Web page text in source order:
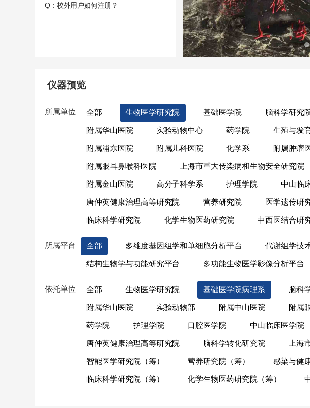
Q：校外用户如何注册？
仪器预览
所属单位 全部 生物医学研究院 基础医学院 脑科学研究
附属华山医院 实验动物中心 药学院 生殖与发
附属浦东医院 附属儿科医院 化学系 附属肿瘤
附属眼耳鼻喉科医院 上海市重大传染病和生物安全研究院
附属金山医院 高分子科学系 护理学院 中山临
唐仲英健康治理高等研究院 营养研究院 医学遗传研
临床科学研究院 化学生物医药研究院 中西医结合研
所属平台 全部 多维度基因组学和单细胞分析平台 代谢组学技
结构生物学与功能研究平台 多功能生物医学影像分析平台
依托单位 全部 生物医学研究院 基础医学院病理系 脑科
附属华山医院 实验动物部 附属中山医院 附属
药学院 护理学院 口腔医学院 中山临床医学院
唐仲英健康治理高等研究院 脑科学转化研究院 上海
智能医学研究院（筹） 营养研究院（筹） 感染与健
临床科学研究院（筹） 化学生物医药研究院（筹）